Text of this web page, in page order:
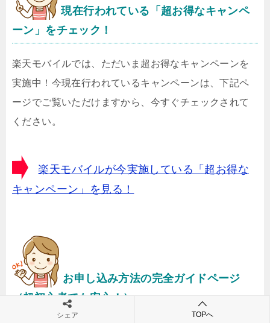
現在行われている「超お得なキャンペ
ーン」をチェック！
楽天モバイルでは、ただいま超お得なキャンペーンを
実施中！今現在行われているキャンペーンは、下記ペ
ージでご覧いただけますから、今すぐチェックされて
ください。
楽天モバイルが今実施している「超お得な
キャンペーン」を見る！
お申し込み方法の完全ガイドページ
（超初心者でも安心！）
シェア TOPへ